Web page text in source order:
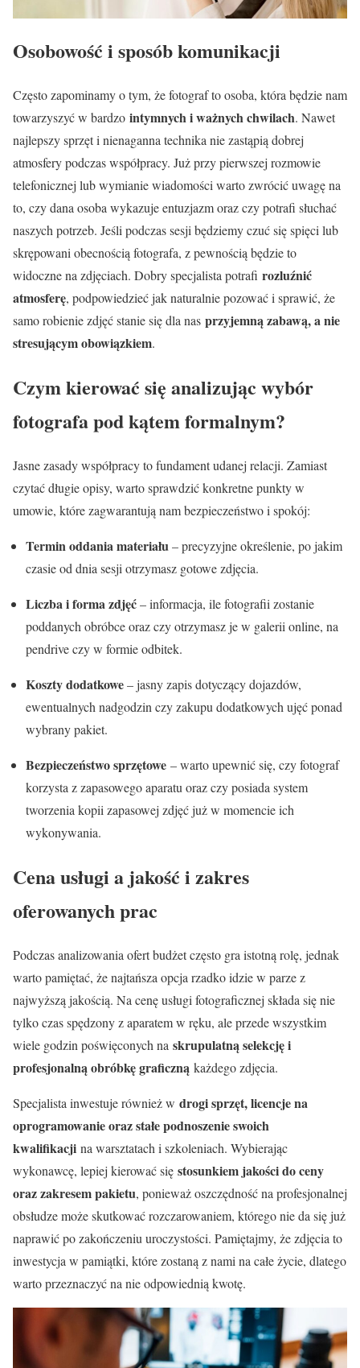
Osobowość i sposób komunikacji
Często zapominamy o tym, że fotograf to osoba, która będzie nam
towarzyszyć w bardzo intymnych i ważnych chwilach. Nawet
najlepszy sprzęt i nienaganna technika nie zastąpią dobrej
atmosfery podczas współpracy. Już przy pierwszej rozmowie
telefonicznej lub wymianie wiadomości warto zwrócić uwagę na
to, czy dana osoba wykazuje entuzjazm oraz czy potrafi słuchać
naszych potrzeb. Jeśli podczas sesji będziemy czuć się spięci lub
skrępowani obecnością fotografa, z pewnością będzie to
widoczne na zdjęciach. Dobry specjalista potrafi rozluźnić
atmosferę, podpowiedzieć jak naturalnie pozować i sprawić, że
samo robienie zdjęć stanie się dla nas przyjemną zabawą, a nie
stresującym obowiązkiem.
Czym kierować się analizując wybór
fotografa pod kątem formalnym?
Jasne zasady współpracy to fundament udanej relacji. Zamiast
czytać długie opisy, warto sprawdzić konkretne punkty w
umowie, które zagwarantują nam bezpieczeństwo i spokój:
Termin oddania materiału– precyzyjne określenie, po jakim
czasie od dnia sesji otrzymasz gotowe zdjęcia.
Liczba i forma zdjęć– informacja, ile fotografii zostanie
poddanych obróbce oraz czy otrzymasz je w galerii online, na
pendrive czy w formie odbitek.
Koszty dodatkowe– jasny zapis dotyczący dojazdów,
ewentualnych nadgodzin czy zakupu dodatkowych ujęć ponad
wybrany pakiet.
Bezpieczeństwo sprzętowe – warto upewnić się, czy fotograf
korzysta z zapasowego aparatu oraz czy posiada system
tworzenia kopii zapasowej zdjęć już w momencie ich
wykonywania.
Cena usługi a jakość i zakres
oferowanych prac
Podczas analizowania ofert budżet często gra istotną rolę, jednak
warto pamiętać, że najtańsza opcja rzadko idzie w parze z
najwyższą jakością. Na cenę usługi fotograficznej składa się nie
tylko czas spędzony z aparatem w ręku, ale przede wszystkim
wiele godzin poświęconych na skrupulatną selekcję i
profesjonalną obróbkę graficzną każdego zdjęcia.
Specjalista inwestuje również w drogi sprzęt, licencje na
oprogramowanie oraz stałe podnoszenie swoich
kwalifikacji na warsztatach i szkoleniach. Wybierając
wykonawcę, lepiej kierować się stosunkiem jakości do ceny
oraz zakresem pakietu, ponieważ oszczędność na profesjonalnej
obsłudze może skutkować rozczarowaniem, którego nie da się już
naprawić po zakończeniu uroczystości. Pamiętajmy, że zdjęcia to
inwestycja w pamiątki, które zostaną z nami na całe życie, dlatego
warto przeznaczyć na nie odpowiednią kwotę.